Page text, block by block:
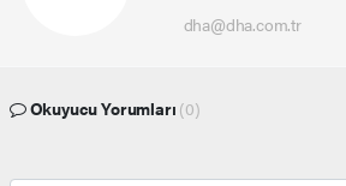
dha@dha.com.tr
Okuyucu Yorumları (0)